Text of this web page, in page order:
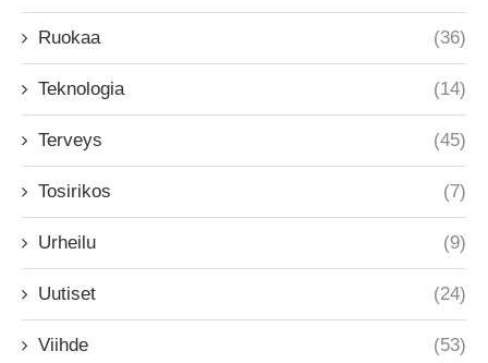
Ruokaa (36)
Teknologia (14)
Terveys (45)
Tosirikos (7)
Urheilu (9)
Uutiset (24)
Viihde (53)